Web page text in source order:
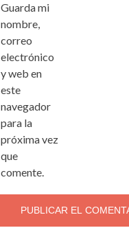
Guarda mi
nombre,
correo
electrónico
y web en
este
navegador
para la
próxima vez
que
comente.